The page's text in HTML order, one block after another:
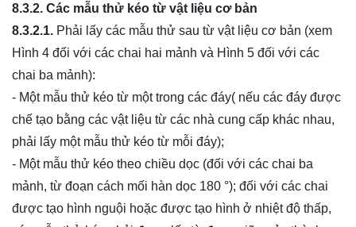
8.3.2. Các mẫu thử kéo từ vật liệu cơ bản
8.3.2.1. Phải lấy các mẫu thử sau từ vật liệu cơ bản (xem
Hình 4 đối với các chai hai mảnh và Hình 5 đối với các
chai ba mảnh):
- Một mẫu thử kéo từ một trong các đáy( nếu các đáy được
chế tạo bằng các vật liệu từ các nhà cung cấp khác nhau,
phải lấy một mẫu thử kéo từ mỗi đáy);
- Một mẫu thử kéo theo chiều dọc (đối với các chai ba
mảnh, từ đoạn cách mối hàn dọc 180 °); đối với các chai
được tạo hình nguội hoặc được tạo hình ở nhiệt độ thấp,